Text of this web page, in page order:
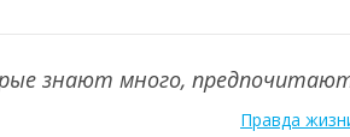
знают много,
Правда